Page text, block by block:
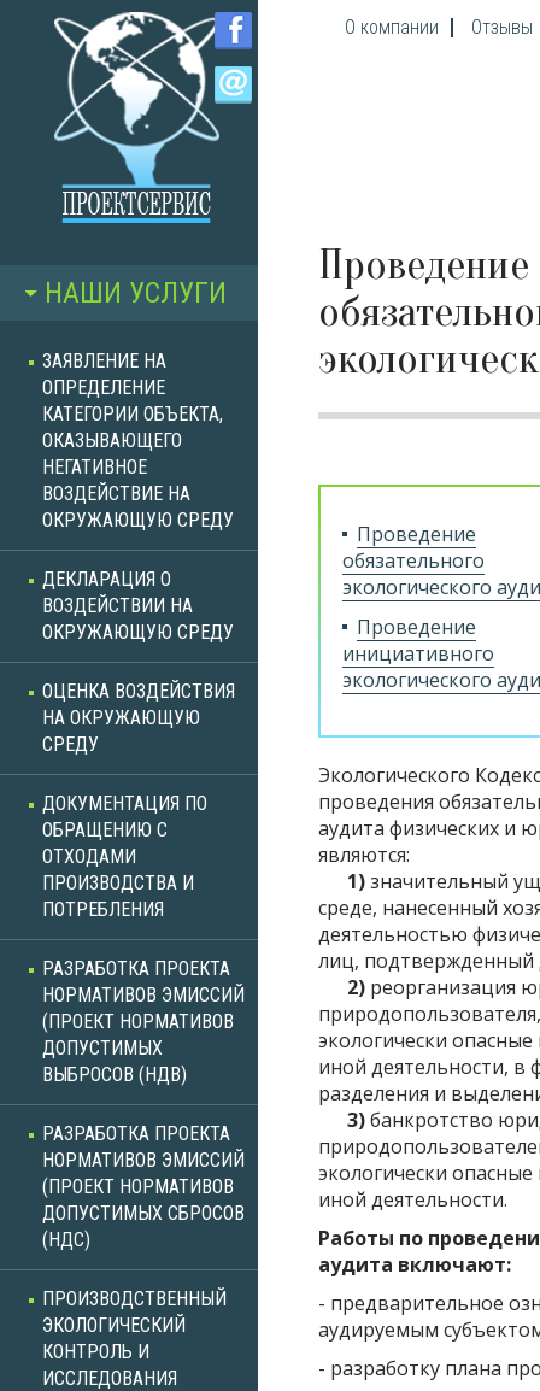
Перейти к основному содержанию
НАШИ УСЛУГИ
ЗАЯВЛЕНИЕ НА
ОПРЕДЕЛЕНИЕ
КАТЕГОРИИ ОБЪЕКТА,
ОКАЗЫВАЮЩЕГО
НЕГАТИВНОЕ
ВОЗДЕЙСТВИЕ НА
ОКРУЖАЮЩУЮ СРЕДУ
ДЕКЛАРАЦИЯ О
ВОЗДЕЙСТВИИ НА
ОКРУЖАЮЩУЮ СРЕДУ
ОЦЕНКА ВОЗДЕЙСТВИЯ
НА ОКРУЖАЮЩУЮ
СРЕДУ
ДОКУМЕНТАЦИЯ ПО
ОБРАЩЕНИЮ С
ОТХОДАМИ
ПРОИЗВОДСТВА И
ПОТРЕБЛЕНИЯ
РАЗРАБОТКА ПРОЕКТА
НОРМАТИВОВ ЭМИССИЙ
(ПРОЕКТ НОРМАТИВОВ
ДОПУСТИМЫХ
ВЫБРОСОВ (НДВ)
РАЗРАБОТКА ПРОЕКТА
НОРМАТИВОВ ЭМИССИЙ
(ПРОЕКТ НОРМАТИВОВ
ДОПУСТИМЫХ СБРОСОВ
(НДС)
ПРОИЗВОДСТВЕННЫЙ
ЭКОЛОГИЧЕСКИЙ
КОНТРОЛЬ И
ИССЛЕДОВАНИЯ
О компании Отзывы
Проведение
Проведение
обязательного
экологического
Проведение
инициативного
экологического
Экологического
проведения
аудита физических и
являются:
1)значительный
среде, нанесенный
деятельностью
лиц, подтвержденный
2) реорганизация
экологически
иной деятельности, в
разделения и
3)банкротство
экологически
иной деятельности.
Работы по
аудита включают:
- предварительное
аудируемым
- разработку плана